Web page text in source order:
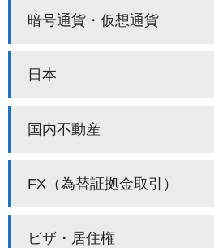
暗号通貨・仮想通貨
日本
国内不動産
FX（為替証拠金取引）
ビザ・居住権